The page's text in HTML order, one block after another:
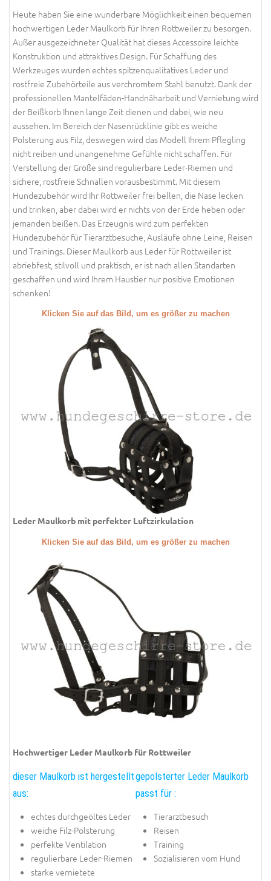
Heute haben Sie eine wunderbare Möglichkeit einen bequemen
hochwertigen Leder Maulkorb für Ihren Rottweiler zu besorgen.
Außer ausgezeichneter Qualität hat dieses Accessoire leichte
Konstruktion und attraktives Design. Für Schaffung des
Werkzeuges wurden echtes spitzenqualitatives Leder und
rostfreie Zubehörteile aus verchromtem Stahl benutzt. Dank der
professionellen Mantelfäden-Handnäharbeit und Vernietung wird
der Beißkorb Ihnen lange Zeit dienen und dabei, wie neu
aussehen. Im Bereich der Nasenrücklinie gibt es weiche
Polsterung aus Filz, deswegen wird das Modell Ihrem Pflegling
nicht reiben und unangenehme Gefühle nicht schaffen. Für
Verstellung der Größe sind regulierbare Leder-Riemen und
sichere, rostfreie Schnallen vorausbestimmt. Mit diesem
Hundezubehör wird Ihr Rottweiler frei bellen, die Nase lecken
und trinken, aber dabei wird er nichts von der Erde heben oder
jemanden beißen. Das Erzeugnis wird zum perfekten
Hundezubehör für Tierarztbesuche, Ausläufe ohne Leine, Reisen
und Trainings. Dieser Maulkorb aus Leder für Rottweiler ist
abriebfest, stilvoll und praktisch, er ist nach allen Standarten
geschaffen und wird Ihrem Haustier nur positive Emotionen
schenken!
Klicken Sie auf das Bild, um es größer zu machen
Leder Maulkorb mit perfekter Luftzirkulation
Klicken Sie auf das Bild, um es größer zu machen
Hochwertiger Leder Maulkorb für Rottweiler
dieser Maulkorb ist hergestellt
aus:
echtes durchgeöltes Leder
weiche Filz-Polsterung
perfekte Ventilation
regulierbare Leder-Riemen
starke vernietete
gepolsterter Leder Maulkorb
passt für :
Tierarztbesuch
Reisen
Training
Sozialisieren vom Hund